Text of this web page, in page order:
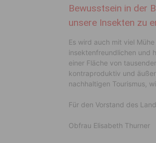
Bewusstsein in der
unsere Insekten zu
Es wird auch mit viel
insektenfreundlichen und
einer Fläche von
kontraproduktiv und
nachhaltigen Tourismus,
Für den Vorstand des
Obfrau Elisabeth Thurner